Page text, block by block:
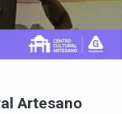
Artesano